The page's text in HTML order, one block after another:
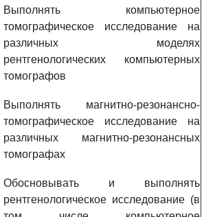
Выполнять компьютерное
томографическое исследование на
различных моделях
рентгенологических компьютерных
томографов
Выполнять магнитно-резонансно-
томографическое исследование на
различных магнитно-резонансных
томографах
Обосновывать и выполнять
рентгенологическое исследование (в